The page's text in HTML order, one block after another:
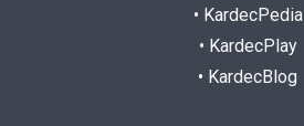
• KardecPedia
• KardecPlay
• KardecBlog